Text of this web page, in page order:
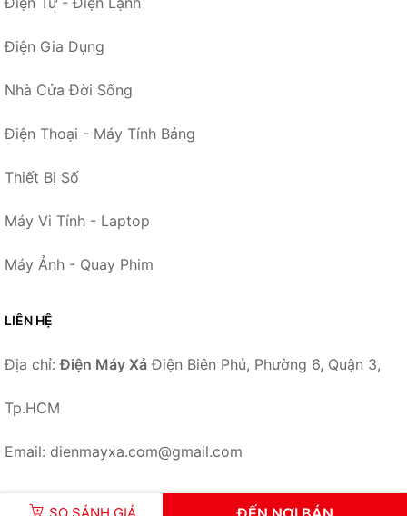
Điện Gia Dụng
Nhà Cửa Đời Sống
Điện Thoại - Máy Tính Bảng
Thiết Bị Số
Máy Vi Tính - Laptop
Máy Ảnh - Quay Phim
LIÊN HỆ
Địa chỉ:Điện Máy Xả Điện Biên Phủ, Phường 6, Quận 3,
Tp.HCM
Email: dienmayxa.com@gmail.com